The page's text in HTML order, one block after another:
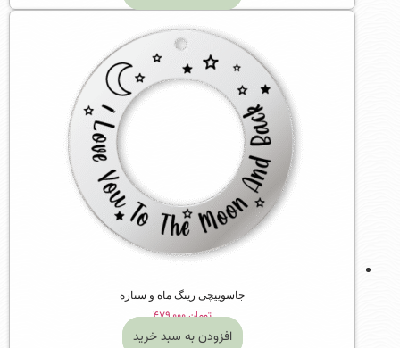
جاسوییچی رینگ ماه و ستاره
تومان۴۷۹,۰۰۰
افزودن به سبد خرید